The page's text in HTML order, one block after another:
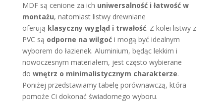
MDF są cenione za ich uniwersalność i łatwość w
montażu, natomiast listwy drewniane
oferują klasyczny wygląd i trwałość. Z kolei listwy z
PVC są odporne na wilgoći mogą być idealnym
wyborem do łazienek. Aluminium, będąc lekkim i
nowoczesnym materiałem, jest często wybierane
do wnętrz o minimalistycznym charakterze.
Poniżej przedstawiamy tabelę porównawczą, która
pomoże Ci dokonać świadomego wyboru.